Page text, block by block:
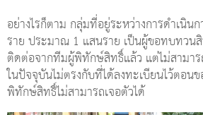
อย่างไรก็ตาม กลุ่มที่อยู่ระหว่างการดำเนิ
ราย ประมาณ 1 แสนราย เป็นผู้ขอทบทวนสิ
ติดต่อจากทีมผู้พิทักษ์สิทธิ์แล้ว แต่ไม่สามา
ในปัจจุบันไม่ตรงกับที่ได้ลงทะเบียนไว้ตอ
พิทักษ์สิทธิ์ไม่สามารถเจอตัวได้